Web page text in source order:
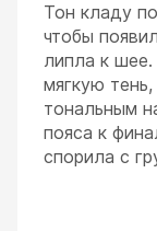
Тон кладу
чтобы
липла к
мягкую
тональным
пояса к
спорила с